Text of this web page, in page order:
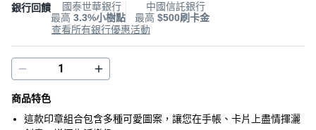
銀行回饋
國泰世華銀行
最高 3.3%小樹點
中國信託銀行
最高 $500刷卡金
查看所有銀行優惠活動
商品特色
這款印章組合包含多種可愛圖案，讓您在手帳、卡片上盡情揮灑